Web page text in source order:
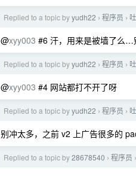
Replied to a topic byyudh22 › 程序员 ›
@xyy003 #6 汗，用来是被墙了么
Replied to a topic byyudh22 › 程序员 ›
@xyy003 #4 网站都打不开了呀
Replied to a topic byyudh22 › 程序员 ›
别冲太多，之前 v2 上广告很多的
Replied to a topic by28678540 › 程序员 ›